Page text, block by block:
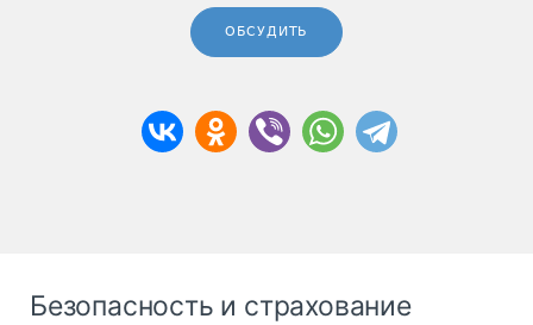
ОБСУДИТЬ
Безопасность и страхование